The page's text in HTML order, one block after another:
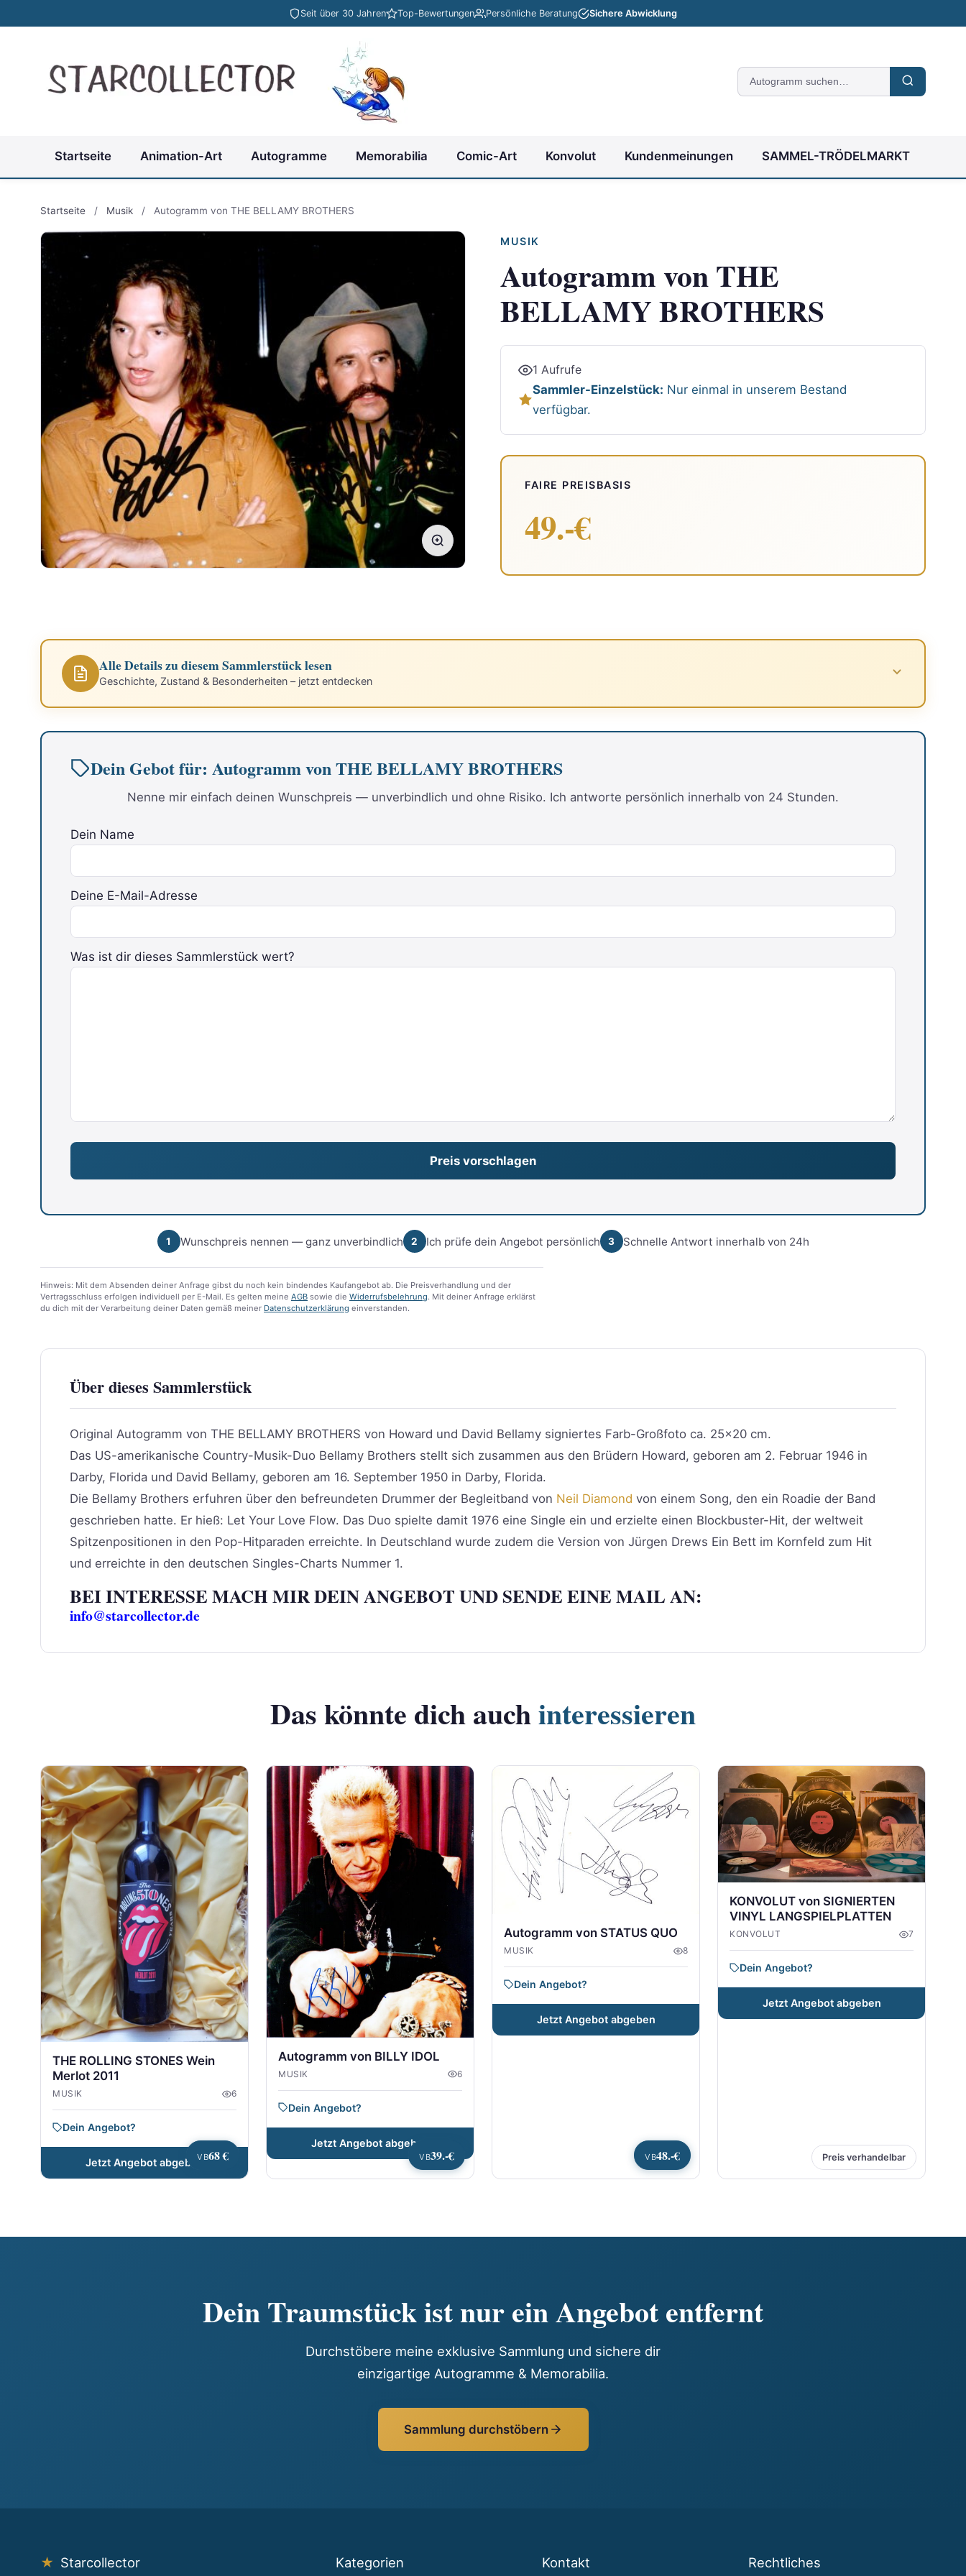
Seit über 30 Jahren Top-Bewertungen Persönliche Beratung Sichere Abwicklung
Suche
nach
Startseite Animation-Art Autogramme Memorabilia Comic-Art Konvolut Kundenmeinungen SAMMEL-TRÖDELMARKT
Startseite / Musik / Autogramm von THE BELLAMY BROTHERS
MUSIK
Autogramm von THE
BELLAMY BROTHERS
1 Aufrufe
Sammler-Einzelstück: Nur einmal in unserem Bestand
verfügbar.
FAIRE PREISBASIS
49.-€
Alle Details zu diesem Sammlerstück lesen
Geschichte, Zustand & Besonderheiten – jetzt entdecken
Dein Gebot für: Autogramm von THE BELLAMY BROTHERS
Nenne mir einfach deinen Wunschpreis — unverbindlich und ohne Risiko. Ich antworte persönlich innerhalb von 24 Stunden.
Dein Name
Deine E-Mail-Adresse
Bitte lasse dieses Feld leer.
Was ist dir dieses Sammlerstück wert?
1 Wunschpreis nennen — ganz unverbindlich 2 Ich prüfe dein Angebot persönlich 3 Schnelle Antwort innerhalb von 24h
Hinweis: Mit dem Absenden deiner Anfrage gibst du noch kein bindendes Kaufangebot ab. Die Preisverhandlung und der
Vertragsschluss erfolgen individuell per E-Mail. Es gelten meine AGB sowie die Widerrufsbelehrung. Mit deiner Anfrage erklärst
du dich mit der Verarbeitung deiner Daten gemäß meiner Datenschutzerklärung einverstanden.
Über dieses Sammlerstück
Original Autogramm von THE BELLAMY BROTHERS von Howard und David Bellamy signiertes Farb-Großfoto ca. 25×20 cm.
Das US-amerikanische Country-Musik-Duo Bellamy Brothers stellt sich zusammen aus den Brüdern Howard, geboren am 2. Februar 1946 in
Darby, Florida und David Bellamy, geboren am 16. September 1950 in Darby, Florida.
Die Bellamy Brothers erfuhren über den befreundeten Drummer der Begleitband von Neil Diamond von einem Song, den ein Roadie der Band
geschrieben hatte. Er hieß: Let Your Love Flow. Das Duo spielte damit 1976 eine Single ein und erzielte einen Blockbuster-Hit, der weltweit
Spitzenpositionen in den Pop-Hitparaden erreichte. In Deutschland wurde zudem die Version von Jürgen Drews Ein Bett im Kornfeld zum Hit
und erreichte in den deutschen Singles-Charts Nummer 1.
BEI INTERESSE MACH MIR DEIN ANGEBOT UND SENDE EINE MAIL AN:
info@starcollector.de
Das könnte dich auchinteressieren
VB68 €
THE ROLLING STONES Wein
Merlot 2011
MUSIK 6
Dein Angebot?
Jetzt Angebot abgeben VB39.-€
Autogramm von BILLY IDOL
MUSIK 6
Dein Angebot?
Jetzt Angebot abgeben
VB48.-€
Autogramm von STATUS QUO
MUSIK 8
Dein Angebot?
Jetzt Angebot abgeben
Preis verhandelbar
KONVOLUT von SIGNIERTEN
VINYL LANGSPIELPLATTEN
KONVOLUT 7
Dein Angebot?
Jetzt Angebot abgeben
Dein Traumstück ist nur ein Angebot entfernt
Durchstöbere meine exklusive Sammlung und sichere dir
einzigartige Autogramme & Memorabilia.
Sammlung durchstöbern
★ Starcollector Kategorien Kontakt Rechtliches